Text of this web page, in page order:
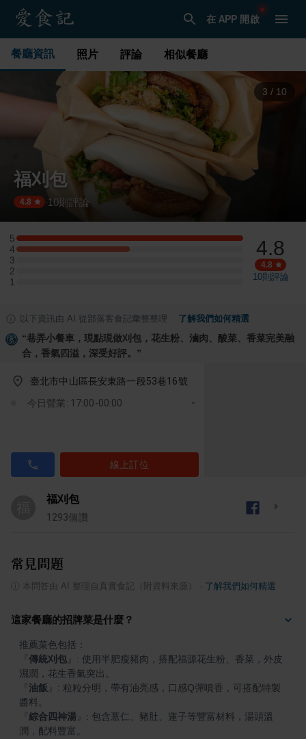
在 APP 開啟
餐廳資訊 照片 評論 相似餐廳
4 / 10
福刈包
4.8 · 10則評論
5
5 星：4 則評論
4
4 星：2 則評論
3
3 星：0 則評論
2
2 星：0 則評論
1
1 星：0 則評論
4.8
4.8
10則評論
以下資訊由 AI 從部落客食記彙整整理 了解我們如何精選
“巷弄小餐車，現點現做刈包，花生粉、滷肉、酸菜、香菜完美融
合，香氣四溢，深受好評。 ”
臺北市中山區長安東路一段53巷16號
今日營業: 17:00-00:00
線上訂位
福刈包
1293個讚
常見問題
本問答由 AI 整理自真實食記（附資料來源） 了解我們如何精選
這家餐廳的招牌菜是什麼？
傳統刈包
: 使用半肥瘦豬肉，搭配福源花生粉、香菜，外皮
油飯
: 粒粒分明，帶有油亮感，口感Q彈噴香，可搭配特製
綜合四神湯
: 包含薏仁、豬肚、蓮子等豐富材料，湯頭溫
潤，配料豐富。